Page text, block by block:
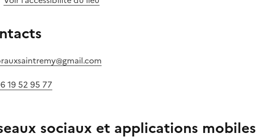
19 52 95 77
sociaux et applications mobiles